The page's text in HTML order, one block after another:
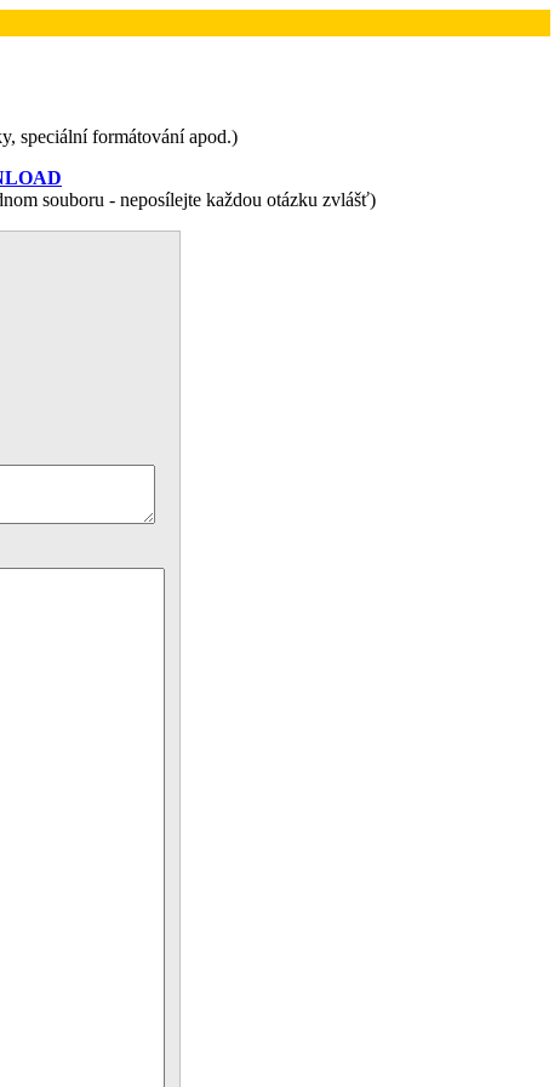
speciální formátování apod.)
souboru - neposílejte každou otázku zvlášť)